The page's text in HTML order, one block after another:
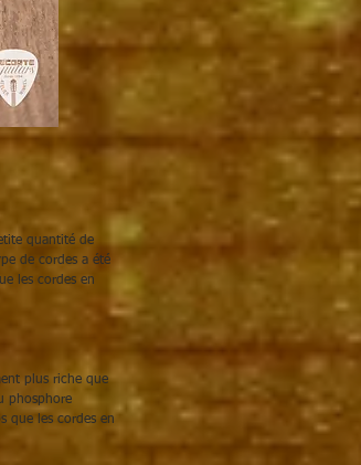
quantité de
de cordes a été
les cordes en
plus riche que
phosphore
que les cordes en